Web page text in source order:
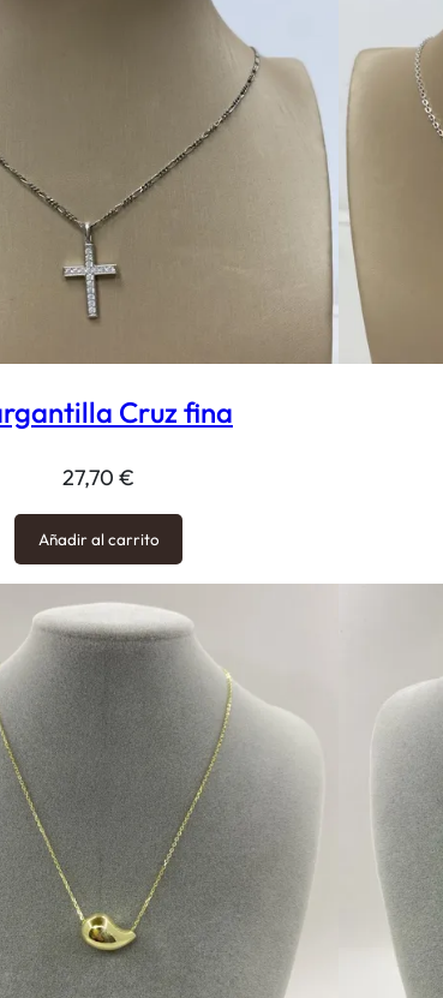
Cruz fina
27,70 €
Añadir al carrito